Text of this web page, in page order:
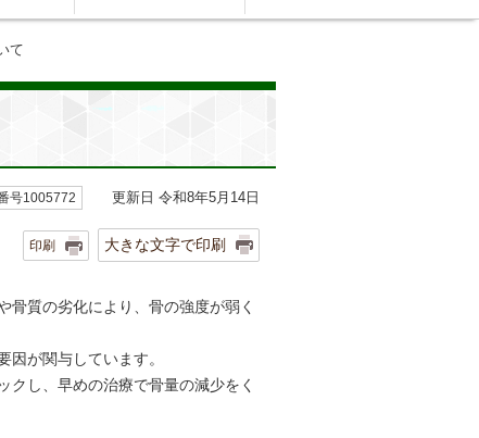
て
号1005772 更新日 令和8年5月14日
印刷 大きな文字で印刷
骨質の劣化により、骨の強度が弱く
が関与しています。
クし、早めの治療で骨量の減少をく